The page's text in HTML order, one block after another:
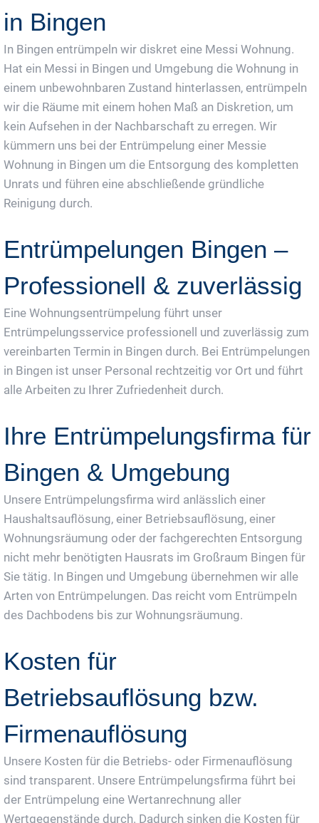
in Bingen
In Bingen entrümpeln wir diskret eine Messi Wohnung.
Hat ein Messi in Bingen und Umgebung die Wohnung in
einem unbewohnbaren Zustand hinterlassen, entrümpeln
wir die Räume mit einem hohen Maß an Diskretion, um
kein Aufsehen in der Nachbarschaft zu erregen. Wir
kümmern uns bei der Entrümpelung einer Messie
Wohnung in Bingen um die Entsorgung des kompletten
Unrats und führen eine abschließende gründliche
Reinigung durch.
Entrümpelungen Bingen –
Professionell & zuverlässig
Eine Wohnungsentrümpelung führt unser
Entrümpelungsservice professionell und zuverlässig zum
vereinbarten Termin in Bingen durch. Bei Entrümpelungen
in Bingen ist unser Personal rechtzeitig vor Ort und führt
alle Arbeiten zu Ihrer Zufriedenheit durch.
Ihre Entrümpelungsfirma für
Bingen & Umgebung
Unsere Entrümpelungsfirma wird anlässlich einer
Haushaltsauflösung, einer Betriebsauflösung, einer
Wohnungsräumung oder der fachgerechten Entsorgung
nicht mehr benötigten Hausrats im Großraum Bingen für
Sie tätig. In Bingen und Umgebung übernehmen wir alle
Arten von Entrümpelungen. Das reicht vom Entrümpeln
des Dachbodens bis zur Wohnungsräumung.
Kosten für
Betriebsauflösung bzw.
Firmenauflösung
Unsere Kosten für die Betriebs- oder Firmenauflösung
sind transparent. Unsere Entrümpelungsfirma führt bei
der Entrümpelung eine Wertanrechnung aller
Wertgegenstände durch. Dadurch sinken die Kosten für